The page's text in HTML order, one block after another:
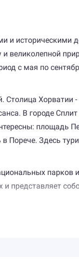
и историческими
великолепной
с мая по
Хорватии -
В городе Сплит
площадь
Порече. Здесь
парков
представляет
и